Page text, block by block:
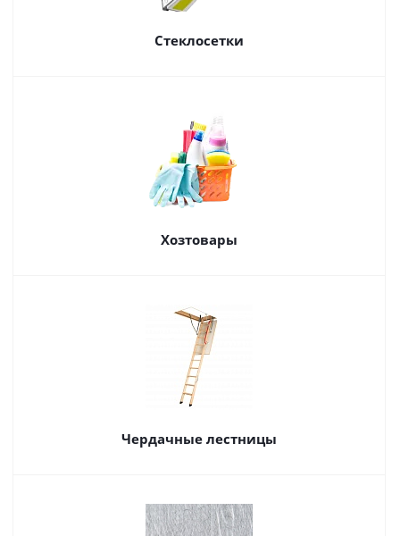
Стеклосетки
Хозтовары
Чердачные лестницы